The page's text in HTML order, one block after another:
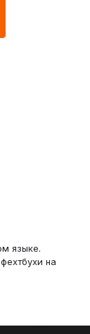
языке.
на